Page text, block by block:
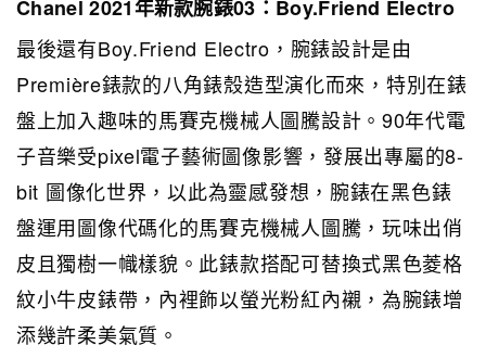
Chanel 2021年新款腕錶03：Boy.Friend Electro
最後還有Boy.Friend Electro，腕錶設計是由
Première錶款的八角錶殼造型演化而來，特別在錶
盤上加入趣味的馬賽克機械人圖騰設計。90年代電
子音樂受pixel電子藝術圖像影響，發展出專屬的8-
bit 圖像化世界，以此為靈感發想，腕錶在黑色錶
盤運用圖像代碼化的馬賽克機械人圖騰，玩味出俏
皮且獨樹一幟樣貌。此錶款搭配可替換式黑色菱格
紋小牛皮錶帶，內裡飾以螢光粉紅內襯，為腕錶增
添幾許柔美氣質。